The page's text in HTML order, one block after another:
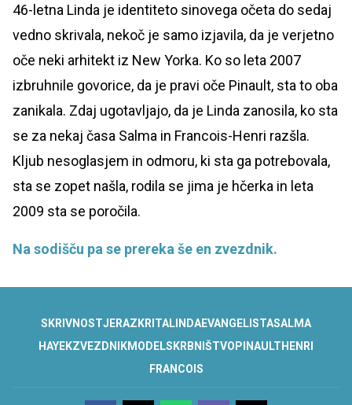
46-letna Linda je identiteto sinovega očeta do sedaj
vedno skrivala, nekoč je samo izjavila, da je verjetno
oče neki arhitekt iz New Yorka. Ko so leta 2007
izbruhnile govorice, da je pravi oče Pinault, sta to oba
zanikala. Zdaj ugotavljajo, da je Linda zanosila, ko sta
se za nekaj časa Salma in Francois-Henri razšla.
Kljub nesoglasjem in odmoru, ki sta ga potrebovala,
sta se zopet našla, rodila se jima je hčerka in leta
2009 sta se poročila.
Na sodišču pa se prereka še en zvezdnik.
SKRIVNOSTJERAZKRITALINDAEVANGELISTASALMA
HAYEKZVEZDNIKMODELSKRBNIŠTVO PINAULT HENRI
FRANCOIS